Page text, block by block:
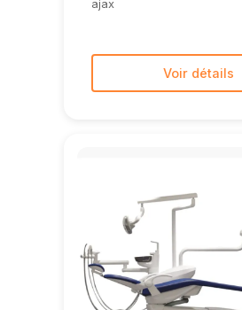
ajax
Voir détails